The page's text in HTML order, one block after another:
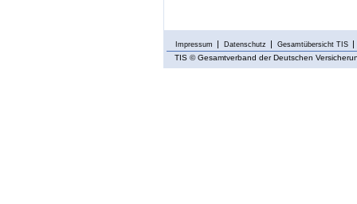
Impressum Datenschutz Gesamtübersicht TIS
TIS © Gesamtverband der Deutschen